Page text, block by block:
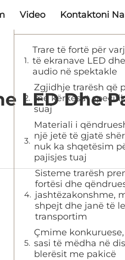
Video Kontaktoni Na
LED Dhe
Përmbajtja
Trare të fortë për
të ekranave LED
audio në spektakle
Zgjidhje trarësh që
me kërkesat
suaj
Materiali i
një jetë të gjatë
nuk ka shqetësim
pajisjes tuaj
Sisteme trarësh
fortësi dhe
jashtëzakonshme,
shpejt dhe janë të
transportim
Çmime
sasi të mëdha në
blerësit me pakicë